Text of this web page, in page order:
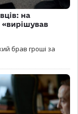
на
«вирішував
брав гроші за